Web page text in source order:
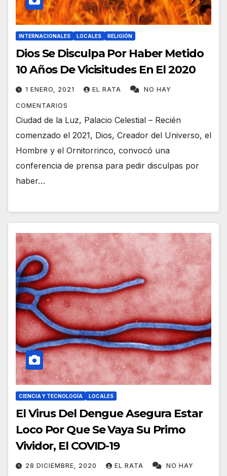
INTERNACIONALES LOCALES RELIGIÓN
Dios Se Disculpa Por Haber Metido
10 Años De Vicisitudes En El 2020
1 ENERO, 2021 EL RATA NO HAY
COMENTARIOS
Ciudad de la Luz, Palacio Celestial – Recién
comenzado el 2021, Dios, Creador del Universo, el
Hombre y el Ornitorrinco, convocó una
conferencia de prensa para pedir disculpas por
haber…
CIENCIA Y TECNOLOGÍA LOCALES
El Virus Del Dengue Asegura Estar
Loco Por Que Se Vaya Su Primo
Vividor, El COVID-19
28 DICIEMBRE, 2020 EL RATA NO HAY